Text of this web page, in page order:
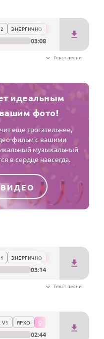
ЭНЕРГИЧНО
03:08
Текст песни
идеальным
фото!
еще трогательнее,
фильм с вашими
музыкальный
в сердце навсегда.
ЭНЕРГИЧНО
03:14
Текст песни
ЯРКО
02:44